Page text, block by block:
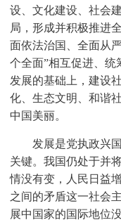
设、文化建设、社会
局，形成并积极推进
面依法治国、全面从
个全面”相互促进、
发展的基础上，建设
化、生态文明、和谐
中国美丽。
发展是党执政兴国
关键。我国仍处于并
情没有变，人民日益
之间的矛盾这一社会
展中国家的国际地位